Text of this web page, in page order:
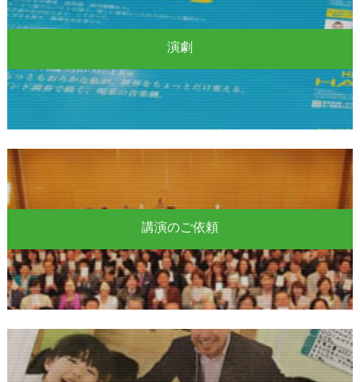
演劇
講演のご依頼